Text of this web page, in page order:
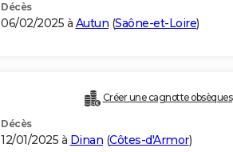
Décès
06/02/2025 à Autun (Saône-et-Loire)
Créer une cagnotte obsèques
Décès
12/01/2025 à Dinan (Côtes-d'Armor)